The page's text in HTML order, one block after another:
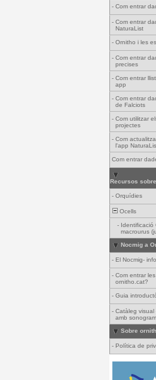
- Com entrar
- Com entrar
NaturaList
- Ornitho i les
- Com entrar
precises
- Com entrar
app
- Com entrar
de Falciots
- Com utilitzar
projectes
- Com
l'app
Com entrar
Recursos
- Orquídies
Ocells
- Identificació
macrourus
Nocmig a
- El Nocmig-
- Com entrar
ornitho.cat?
- Guia
- Catàleg visual
amb
Sobre
- Política de